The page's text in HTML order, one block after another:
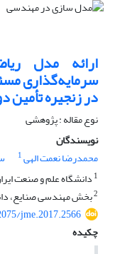
ارائه مدل
سرمایه‌گذاری
در زنجیره تأمین
نوع مقاله : پژوهشی
نویسندگان
محمدرضا نعمت الهی1
1 دانشگاه علم و صنعت
2بخش مهندسی صنایع،
jme.2017.2566
چکیده